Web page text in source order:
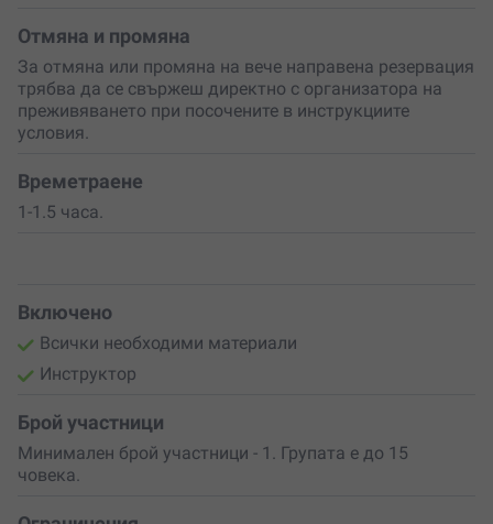
до 106 години! Можеш да участваш сам, с любимия си
човек, с приятели или дори да организираш събитие
като рожден ден, дамско парти илитиймбилдинг.
Групите са малки – до 15 души, за да се гарантира
лично внимание и комфорт на всички участници.
или на любим човек тази неповторима емоция.
Запази мястото си сега
ти напомня за твоето
Отмяна и промяна
За отмяна или промяна на вече направена резервация
трябва да се свържеш директно с организатора на
преживяването при посочените в инструкциите
условия.
Времетраене
1-1.5 часа.
Включено
Всички необходими материали
Инструктор
Брой участници
Минимален брой участници - 1. Групата е до 15
човека.